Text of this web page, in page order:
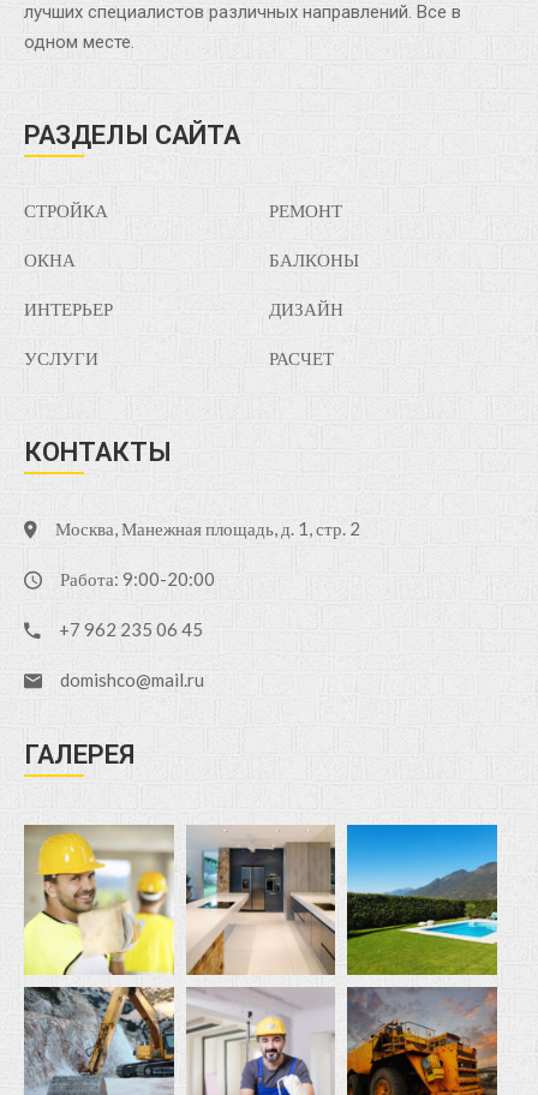
лучших специалистов различных направлений. Все в
одном месте.
РАЗДЕЛЫ САЙТА
СТРОЙКА
ОКНА
ИНТЕРЬЕР
УСЛУГИ
РЕМОНТ
БАЛКОНЫ
ДИЗАЙН
РАСЧЕТ
КОНТАКТЫ
Москва, Манежная площадь, д. 1, стр. 2
Работа: 9:00-20:00
+7 962 235 06 45
domishco@mail.ru
ГАЛЕРЕЯ